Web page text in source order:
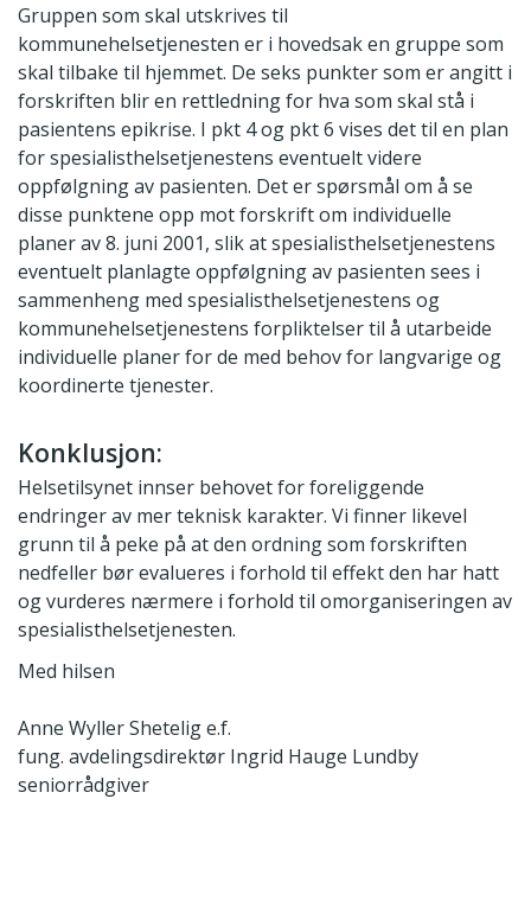
Gruppen som skal utskrives til
kommunehelsetjenesten er i hovedsak en gruppe som
skal tilbake til hjemmet. De seks punkter som er angitt i
forskriften blir en rettledning for hva som skal stå i
pasientens epikrise. I pkt 4 og pkt 6 vises det til en plan
for spesialisthelsetjenestens eventuelt videre
oppfølgning av pasienten. Det er spørsmål om å se
disse punktene opp mot forskrift om individuelle
planer av 8. juni 2001, slik at spesialisthelsetjenestens
eventuelt planlagte oppfølgning av pasienten sees i
sammenheng med spesialisthelsetjenestens og
kommunehelsetjenestens forpliktelser til å utarbeide
individuelle planer for de med behov for langvarige og
koordinerte tjenester.
Konklusjon:
Helsetilsynet innser behovet for foreliggende
endringer av mer teknisk karakter. Vi finner likevel
grunn til å peke på at den ordning som forskriften
nedfeller bør evalueres i forhold til effekt den har hatt
og vurderes nærmere i forhold til omorganiseringen av
spesialisthelsetjenesten.
Med hilsen
Anne Wyller Shetelig e.f.
fung. avdelingsdirektør Ingrid Hauge Lundby
seniorrådgiver